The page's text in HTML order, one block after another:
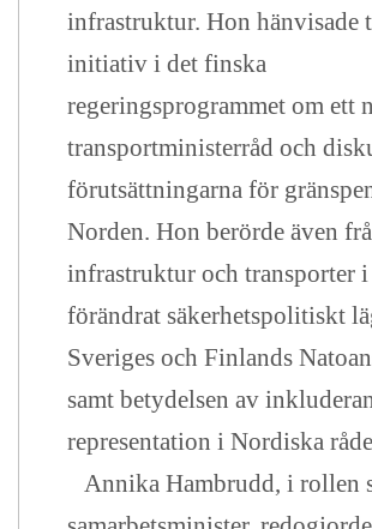
infrastruktur. Hon hänvisade
initiativ i det finska
regeringsprogrammet om ett
transportministerråd och
förutsättningarna för
Norden. Hon berörde även
infrastruktur och transporter
förändrat säkerhetspolitiskt
Sveriges och Finlands
samt betydelsen av
representation i Nordiska
Annika Hambrudd, i rollen